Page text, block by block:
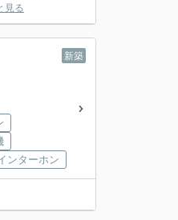
見る
新築
ンターホン